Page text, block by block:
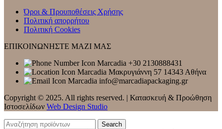
Όροι & Προυποθέσεις Χρήσης
Πολιτική απορρήτου
Πολιτική Cookies
ΕΠΙΚΟΙΝΩΝΗΣΤΕ ΜΑΖΙ ΜΑΣ
+30 2130888431
Mακρυγιάννη 57 14343 Αθήνα
info@marcadiapackaging.gr
Copyright © 2025. All rights reserved. | Κατασκευή & Προώθηση
Ιστοσελίδων Web Design Studio
Search